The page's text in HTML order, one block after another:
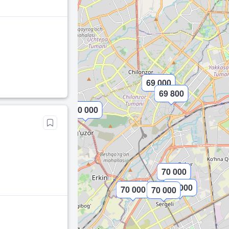
70 000
70 000 70 000
70 000
67 000
69 800
69 000